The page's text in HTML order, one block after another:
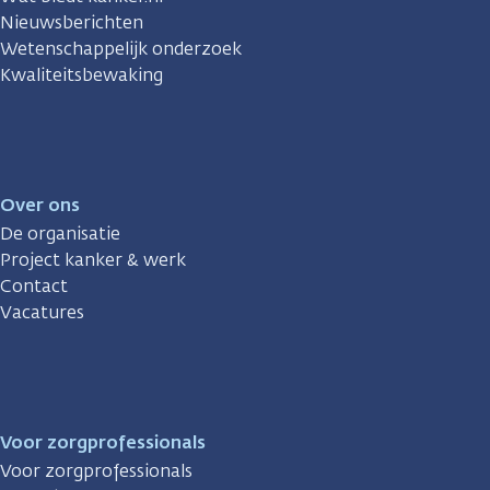
Nieuwsberichten
Wetenschappelijk onderzoek
Kwaliteitsbewaking
Over ons
De organisatie
Project kanker & werk
Contact
Vacatures
Voor zorgprofessionals
Voor zorgprofessionals